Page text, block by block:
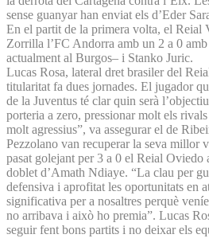
sense guanyar han enviat els d’Eder
En el partit de la primera volta, el Reial
Zorrilla l’FC Andorra amb un 2 a 0
actualment al Burgos– i Stanko Juric.
Lucas Rosa, lateral dret brasiler del
titularitat fa dues jornades. El jugador
de la Juventus té clar quin serà
porteria a zero, pressionar molt els
molt agressius”, va assegurar el de
Pezzolano van recuperar la seva millor
pasat golejant per 3 a 0 el Reial Oviedo
doblet d’Amath Ndiaye. “La clau per
defensiva i aprofitat les oportunitats en
significativa per a nosaltres perquè
no arribava i això ho premia”. Lucas
seguir fent bons partits i no deixar els